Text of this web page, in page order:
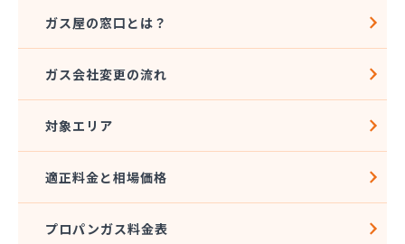
株式会社宇都宮プロパン容器検査工場
株式会社菊泉
株式会社県民ガス保安センター
株式会社高圧容器検査所
株式会社篠田商店
株式会社小野里商店 佐野営業所
株式会社瀬尾本店
ガス屋の窓口とは？
ガス会社変更の流れ
対象エリア
適正料金と相場価格
プロパンガス料金表